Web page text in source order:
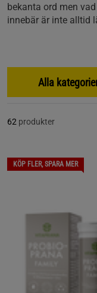
bekanta ord men
innebär är inte alltid
Alla
62 produkter
KÖP FLER, SPARA MER